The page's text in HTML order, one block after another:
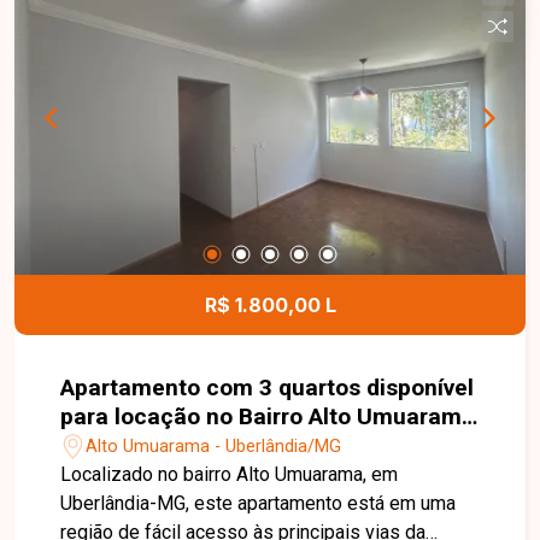
em gesso, proporcionando um ambiente mais
moderno e aconchegante. O condomínio oferece
portaria 24 horas, mercadinho interno, salão de
festas e câmeras de segurança, garantindo mais
conforto, lazer e tranquilidade aos moradores.
Agende sua visita e venha conhecer este
excelente apartamento. Uma ótima oportunidade
para morar ou investir em uma região valorizada,
com toda a infraestrutura que você e sua família
R$ 1.800,00 L
Apartamento com 3 quartos disponível
para locação no Bairro Alto Umuarama
em Uberlândia-MG
Alto Umuarama - Uberlândia/MG
Localizado no bairro Alto Umuarama, em
Uberlândia-MG, este apartamento está em uma
região de fácil acesso às principais vias da